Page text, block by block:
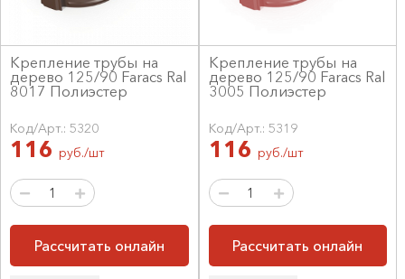
Крепление трубы на
дерево 125/90 Faracs Ral
8017 Полиэстер
Код/Арт.: 5320
116 руб./шт
Рассчитать онлайн
Крепление трубы на
дерево 125/90 Faracs Ral
3005 Полиэстер
Код/Арт.: 5319
116 руб./шт
Рассчитать онлайн